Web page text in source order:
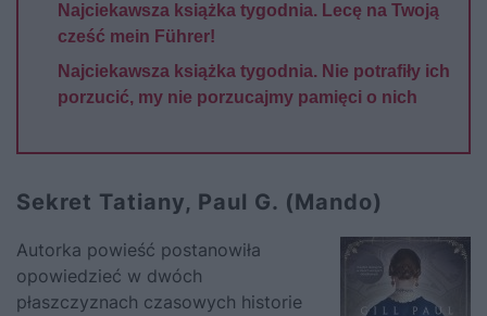
Najciekawsza książka tygodnia. Lecę na Twoją
cześć mein Führer!
Najciekawsza książka tygodnia. Nie potrafiły ich
porzucić, my nie porzucajmy pamięci o nich
Sekret Tatiany, Paul G. (Mando)
Autorka powieść postanowiła
opowiedzieć w dwóch
płaszczyznach czasowych historie